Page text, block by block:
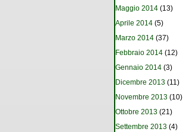
Maggio 2014 (13)
Aprile 2014 (5)
Marzo 2014 (37)
Febbraio 2014 (12)
Gennaio 2014 (3)
Dicembre 2013 (11)
Novembre 2013 (10)
Ottobre 2013 (21)
Settembre 2013 (4)